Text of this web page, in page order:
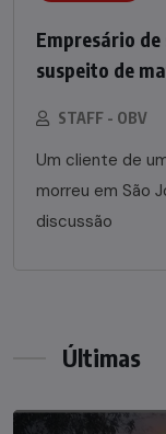
Empresário
suspeito de
STAFF - OBV
Um cliente de
morreu em São
discussão
Últimas